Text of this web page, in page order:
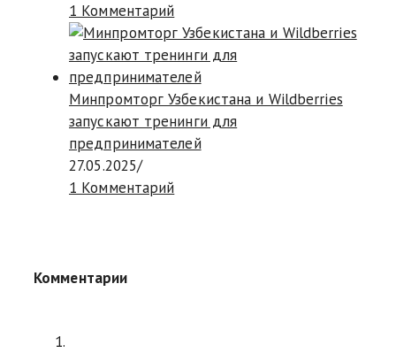
1 Комментарий
Минпромторг Узбекистана и Wildberries
запускают тренинги для
предпринимателей
27.05.2025/
1 Комментарий
Комментарии